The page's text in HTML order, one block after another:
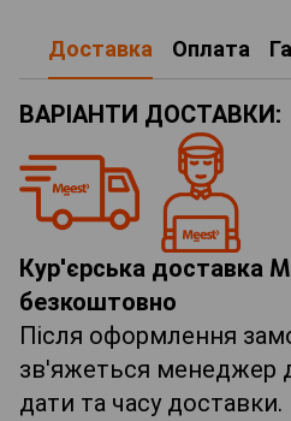
Доставка Оплата
ВАРІАНТИ ДОСТАВКИ:
Кур'єрська доставка
безкоштовно
Після оформлення
зв'яжеться менеджер
дати та часу доставки.